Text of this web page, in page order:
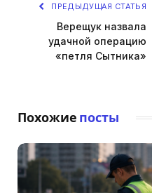
ПРЕДЫДУЩАЯ СТАТЬЯ
Верещук назвала
удачной операцию
«петля Сытника»
Похожие посты